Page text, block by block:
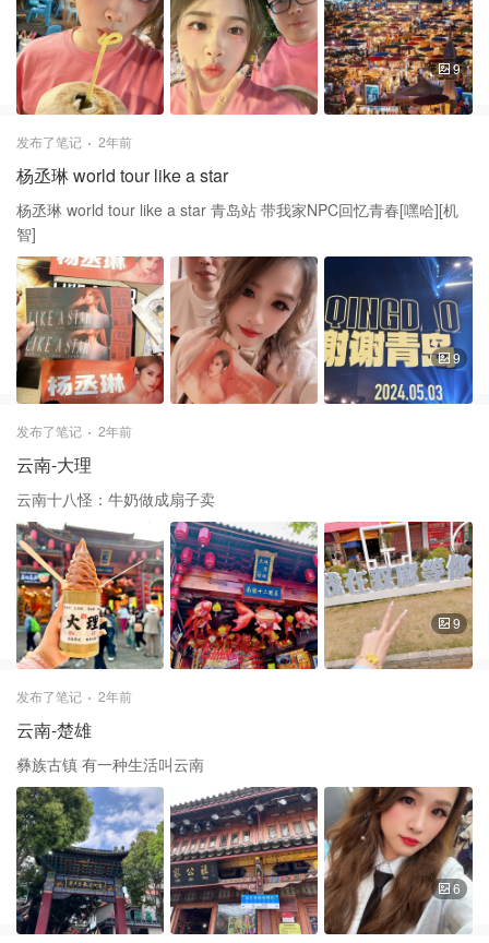
9
发布了笔记 2年前
杨丞琳 world tour like a star
杨丞琳 world tour like a star 青岛站 带我家NPC回忆青春[嘿哈][机
智]
9
发布了笔记 2年前
云南-大理
云南十八怪：牛奶做成扇子卖
9
发布了笔记 2年前
云南-楚雄
彝族古镇 有一种生活叫云南
6